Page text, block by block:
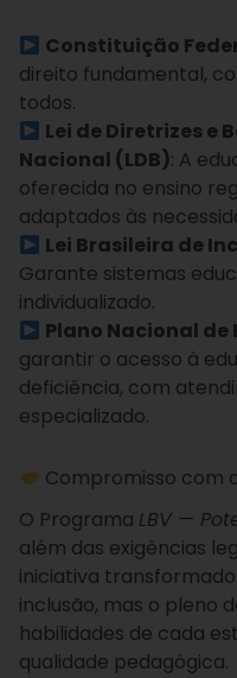
Constituição
direito fundamental,
todos.
Lei de Diretrizes e
Nacional (LDB): A
oferecida no ensino
adaptados às
Lei Brasileira de
Garante sistemas
individualizado.
Plano Nacional de
garantir o acesso à
deficiência, com
especializado.
Compromisso com
O Programa LBV —
além das exigências
iniciativa
inclusão, mas o pleno
habilidades de cada
qualidade pedagógica.